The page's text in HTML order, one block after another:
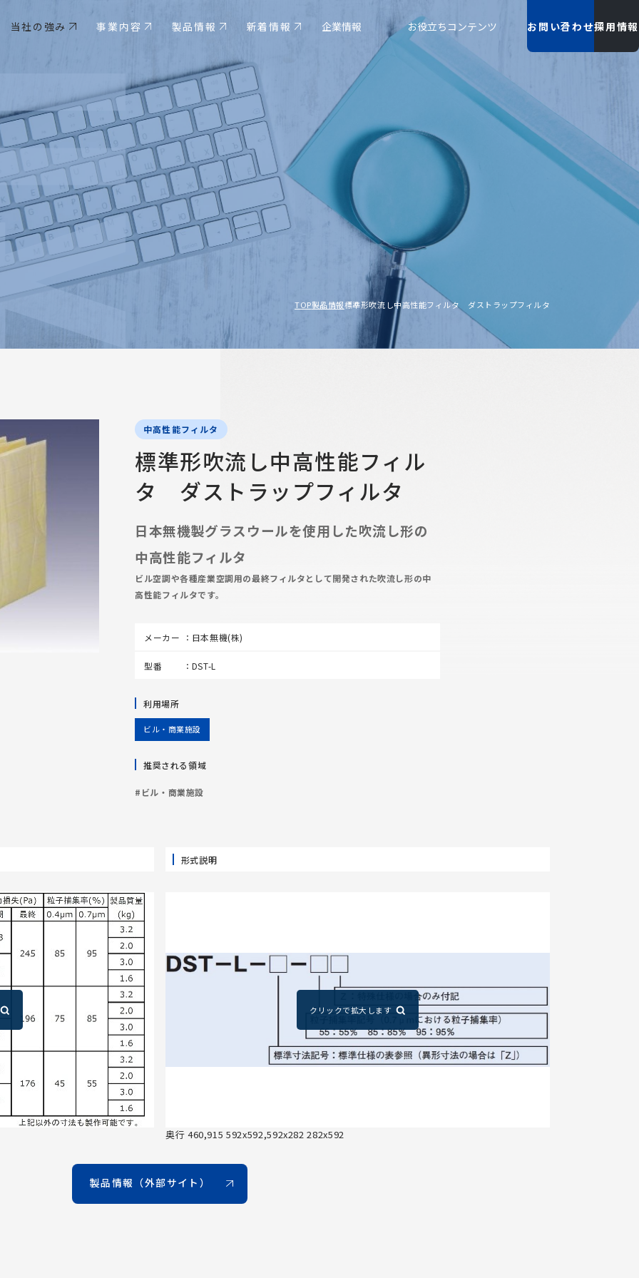
当社の強み 事業内容 製品情報 新着情報 企業情報 お役立ちコンテンツ お問い合わせ採用情報
TOP製品情報標準形吹流し中高性能フィルタ ダストラップフィルタ
中高性能フィルタ
標準形吹流し中高性能フィル
タ ダストラップフィルタ
日本無機製グラスウールを使用した吹流し形の
中高性能フィルタ
ビル空調や各種産業空調用の最終フィルタとして開発された吹流し形の中
高性能フィルタです。
メーカー 日本無機(株)
型番 DST-L
利用場所
ビル・商業施設
推奨される領域
#ビル・商業施設
形式説明
奥行 460,915 592x592,592x282 282x592
製品情報（外部サイト）